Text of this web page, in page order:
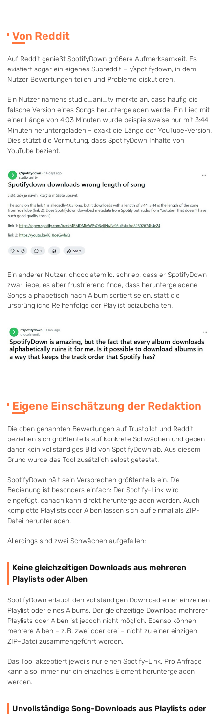
Von Reddit
Auf Reddit genießt SpotifyDown größere Aufmerksamkeit. Es
existiert sogar ein eigenes Subreddit – r/spotifydown, in dem
Nutzer Bewertungen teilen und Probleme diskutieren.
Ein Nutzer namens studio_ani_tv merkte an, dass häufig die
falsche Version eines Songs heruntergeladen werde. Ein Lied mit
einer Länge von 4:03 Minuten wurde beispielsweise nur mit 3:44
Minuten heruntergeladen – exakt die Länge der YouTube-Version.
Dies stützt die Vermutung, dass SpotifyDown Inhalte von
YouTube bezieht.
Ein anderer Nutzer, chocolatemilc, schrieb, dass er SpotifyDown
zwar liebe, es aber frustrierend finde, dass heruntergeladene
Songs alphabetisch nach Album sortiert seien, statt die
ursprüngliche Reihenfolge der Playlist beizubehalten.
Eigene Einschätzung der Redaktion
Die oben genannten Bewertungen auf Trustpilot und Reddit
beziehen sich größtenteils auf konkrete Schwächen und geben
daher kein vollständiges Bild von SpotifyDown ab. Aus diesem
Grund wurde das Tool zusätzlich selbst getestet.
SpotifyDown hält sein Versprechen größtenteils ein. Die
Bedienung ist besonders einfach: Der Spotify-Link wird
eingefügt, danach kann direkt heruntergeladen werden. Auch
komplette Playlists oder Alben lassen sich auf einmal als ZIP-
Datei herunterladen.
Allerdings sind zwei Schwächen aufgefallen:
Keine gleichzeitigen Downloads aus mehreren
Playlists oder Alben
SpotifyDown erlaubt den vollständigen Download einer einzelnen
Playlist oder eines Albums. Der gleichzeitige Download mehrerer
Playlists oder Alben ist jedoch nicht möglich. Ebenso können
mehrere Alben – z. B. zwei oder drei – nicht zu einer einzigen
ZIP-Datei zusammengeführt werden.
Das Tool akzeptiert jeweils nur einen Spotify-Link. Pro Anfrage
kann also immer nur ein einzelnes Element heruntergeladen
werden.
Unvollständige Song-Downloads aus Playlists oder